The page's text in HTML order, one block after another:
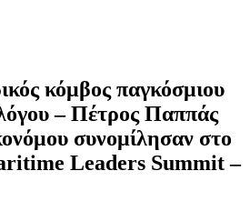
κόμβος παγκόσμιου
– Πέτρος Παππάς
συνομίλησαν στο
Leaders Summit –